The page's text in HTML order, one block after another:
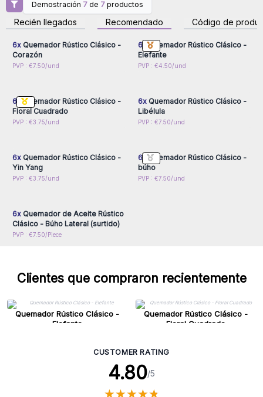
siempre lejos de cortinas o tejidos.
Si la llama se extiende, apágala con un paño húmedo.
Mantener fuera del alcance de los niños.
Solo venta al por mayor.
Demostración 7 de 7 productos
Recién llegados Recomendado Código de
Inicie sesión o regístrese
para obtener precios al
por mayor
6xQuemador Rústico Clásico -
Corazón
PVP : €7.50/und
para obtener precios al
por mayor
6x Quemador Rústico Clásico -
Elefante
PVP : €4.50/und
Inicie sesión o regístrese
6x Quemador Rústico Clásico -
Floral Cuadrado
PVP : €3.75/und
Inicie sesión o regístrese
6xQuemador Rústico Clásico -
Libélula
PVP : €7.50/und
Inicie sesión o regístrese
6xQuemador Rústico Clásico -
Yin Yang
PVP : €3.75/und
Inicie sesión o regístrese
6x Quemador Rústico Clásico -
búho
PVP : €7.50/und
Inicie sesión o regístrese
6xQuemador de Aceite Rústico
Clásico - Búho Lateral (surtido)
PVP : €7.50/Piece
Clientes que compraron recientemente
Quemador Rústico Clásico -
Elefante
Quemador Rústico Clásico -
Floral Cuadrado
CUSTOMER RATING
4.80/5
★★★★★
★★★★★